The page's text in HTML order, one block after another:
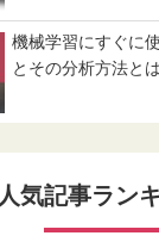
機械学習にすぐに
とその分析方法とは
人気記事ラン